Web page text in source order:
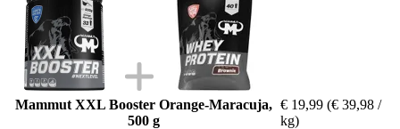
Mammut XXL Booster Orange-Maracuja,
500 g
€ 19,99 (€ 39,98 /
kg)